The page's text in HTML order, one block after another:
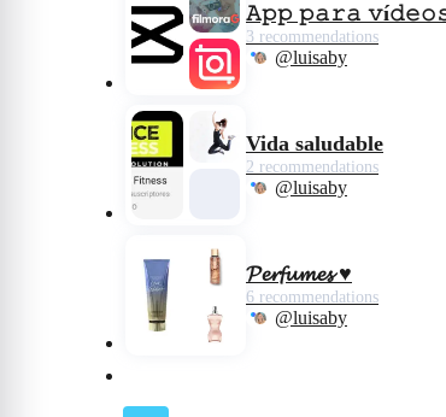
𝙰𝚙𝚙 𝚙𝚊𝚛𝚊
3 recommendations
@luisaby
Vida saludable
2 recommendations
@luisaby
𝓟𝓮𝓻𝓯𝓾𝓶𝓮𝓼 ♥️
6 recommendations
@luisaby